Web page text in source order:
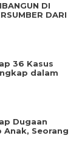
DI
DARI
36 Kasus
dalam
Dugaan
Anak, Seorang